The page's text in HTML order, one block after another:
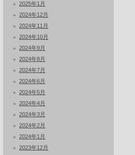
2025年1月
2024年12月
2024年11月
2024年10月
2024年9月
2024年8月
2024年7月
2024年6月
2024年5月
2024年4月
2024年3月
2024年2月
2024年1月
2023年12月